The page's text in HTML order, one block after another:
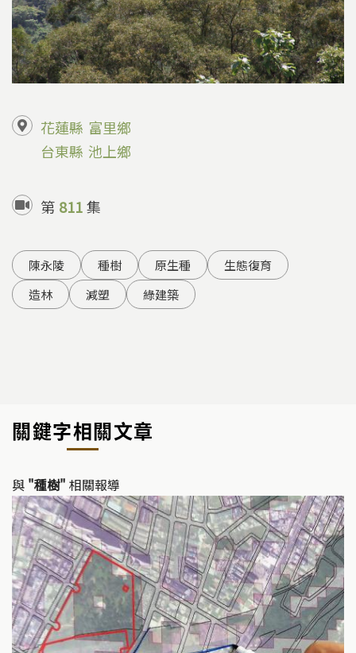
花蓮縣 富里鄉
台東縣 池上鄉
第 811集
陳永陵 種樹 原生種
生態復育
造林
減塑 綠建築
關鍵字相關文章
與 "種樹" 相關報導